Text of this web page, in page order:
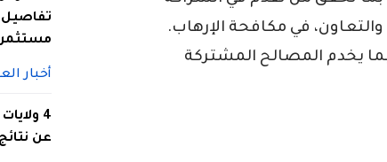
في مكافحة الإرهاب.
بما يخدم المصالح المشتركة
تفاصيل
أخبار
4
عن